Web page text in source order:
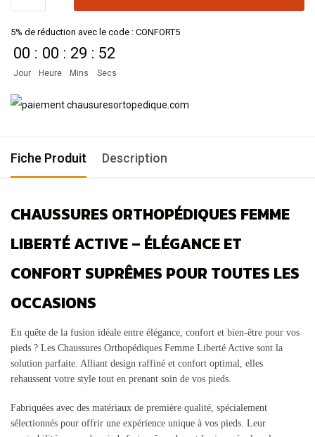
5% de réduction avec le code : CONFORT5
00
Jour
: 00
Heure
: 29
Mins
: 52
Secs
Fiche Produit Description
CHAUSSURES ORTHOPÉDIQUES FEMME
LIBERTÉ ACTIVE – ÉLÉGANCE ET
CONFORT SUPRÊMES POUR TOUTES LES
OCCASIONS
En quête de la fusion idéale entre élégance, confort et bien-être pour vos
pieds ? Les Chaussures Orthopédiques Femme Liberté Active sont la
solution parfaite. Alliant design raffiné et confort optimal, elles
rehaussent votre style tout en prenant soin de vos pieds.
Fabriquées avec des matériaux de première qualité, spécialement
sélectionnés pour offrir une expérience unique à vos pieds. Leur